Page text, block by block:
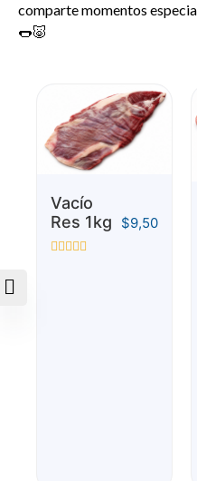
comparte momentos
🌭🐷
Vacío
Res 1kg
$9,50